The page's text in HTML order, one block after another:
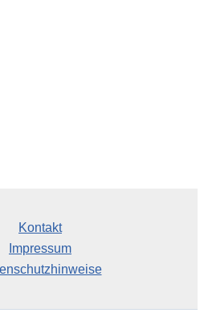
Kontakt
Impressum